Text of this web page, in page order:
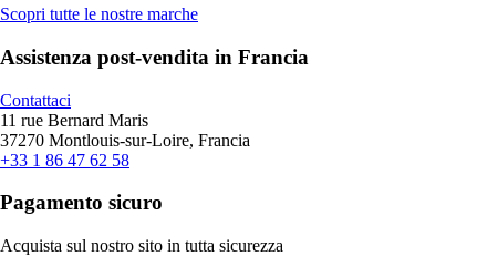
Scopri tutte le nostre marche
Assistenza post-vendita in Francia
Contattaci
11 rue Bernard Maris
37270 Montlouis-sur-Loire, Francia
+33 1 86 47 62 58
Pagamento sicuro
Acquista sul nostro sito in tutta sicurezza